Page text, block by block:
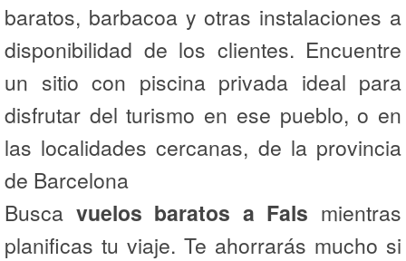
baratos, barbacoa y otras instalaciones a
disponibilidad de los clientes. Encuentre
un sitio con piscina privada ideal para
disfrutar del turismo en ese pueblo, o en
las localidades cercanas, de la provincia
de Barcelona
Busca vuelos baratos a Fals mientras
planificas tu viaje. Te ahorrarás mucho si